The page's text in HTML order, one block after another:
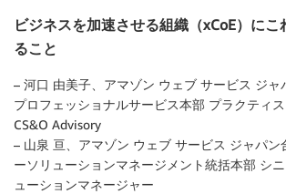
ビジネスを加速させる組織（xCoE）に
ること
– 河口 由美子、アマゾン ウェブ サービス ジャ
プロフェッショナルサービス本部 プラクティ
CS&O Advisory
– 山泉 亘、アマゾン ウェブ サービス ジャパン
ーソリューションマネージメント統括本部 シ
ューションマネージャー